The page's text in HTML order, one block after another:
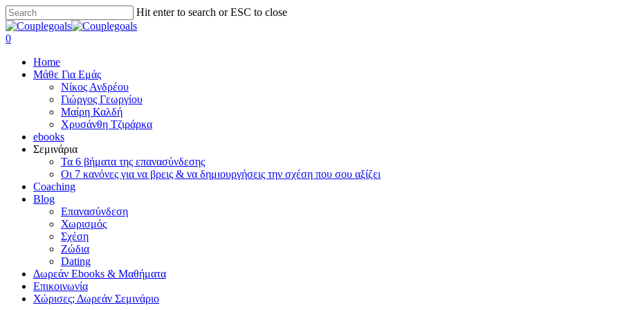
Skip
to
main
Hit enter to search or ESC to close
Close
Search
search
0
Home
Μάθε Για Εμάς
Νίκος Ανδρέου
Γιώργος Γεωργίου
Μαίρη Καλδή
Χρυσάνθη Τζιράρκα
ebooks
Σεμινάρια
Τα 6 βήματα της επανασύνδεσης
Οι 7 κανόνες για να βρεις & να δημιουργήσεις την σχέση που σου αξίζει
Coaching
Blog
Επανασύνδεση
Χωρισμός
Σχέση
Ζώδια
Dating
Δωρεάν Ebooks & Μαθήματα
Επικοινωνία
Χώρισες; Δωρεάν Σεμινάριο